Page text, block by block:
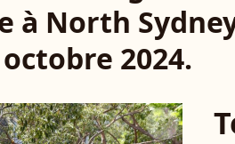
à North
octobre 2024.